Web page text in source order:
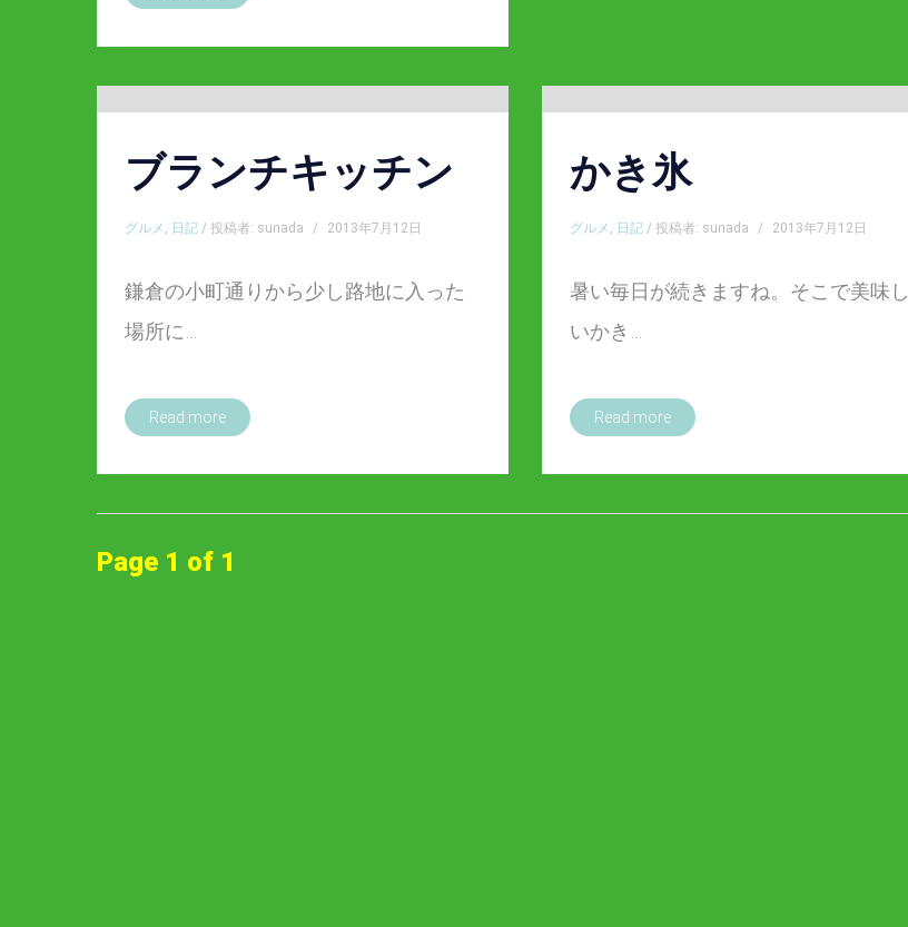
ブランチキッチン
グルメ , 日記 / 投稿者: sunada / 2013年7月12日
鎌倉の小町通りから少し路地に入った
場所に…
Read more
かき氷
グルメ , 日記/ 投稿者: sunada / 2013年7月12日
暑い毎日が続きますね。そこで美味し
いかき…
Read more
Page 1 of 1